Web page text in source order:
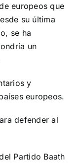
europeos que
su última
se ha
un
y
europeos.
defender al
Partido Baath